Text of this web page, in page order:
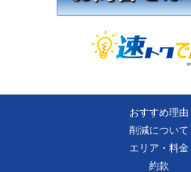
おすすめ理由
削減について
エリア・料金
約款